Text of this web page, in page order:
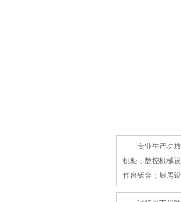
专业生产功放
机柜；数控机械
作台钣金；厨房